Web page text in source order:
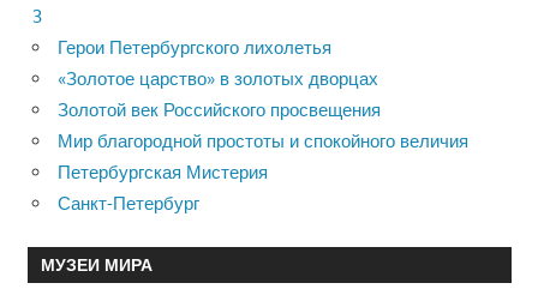
3
Герои Петербургского лихолетья
«Золотое царство» в золотых дворцах
Золотой век Российского просвещения
Мир благородной простоты и спокойного величия
Петербургская Мистерия
Санкт-Петербург
МУЗЕИ МИРА